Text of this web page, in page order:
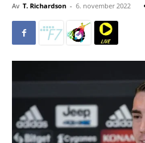
Av T. Richardson - 6. november 2022